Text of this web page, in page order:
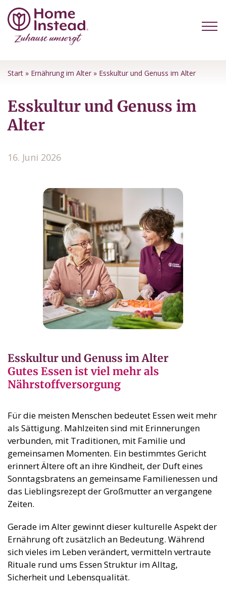
Start » Ernährung im Alter » Esskultur und Genuss im Alter
Esskultur und Genuss im
Alter
16. Juni 2026
Esskultur und Genuss im Alter
Gutes Essen ist viel mehr als
Nährstoffversorgung
Für die meisten Menschen bedeutet Essen weit mehr
als Sättigung. Mahlzeiten sind mit Erinnerungen
verbunden, mit Traditionen, mit Familie und
gemeinsamen Momenten. Ein bestimmtes Gericht
erinnert Ältere oft an ihre Kindheit, der Duft eines
Sonntagsbratens an gemeinsame Familienessen und
das Lieblingsrezept der Großmutter an vergangene
Zeiten.
Gerade im Alter gewinnt dieser kulturelle Aspekt der
Ernährung oft zusätzlich an Bedeutung. Während
sich vieles im Leben verändert, vermitteln vertraute
Rituale rund ums Essen Struktur im Alltag,
Sicherheit und Lebensqualität.